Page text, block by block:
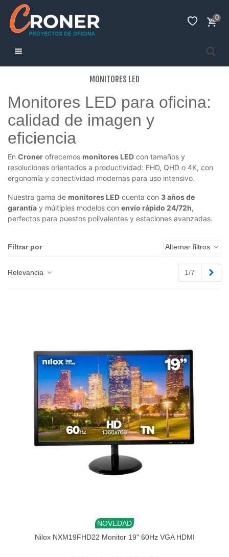
0
MONITORES LED
Monitores LED para oficina:
calidad de imagen y
eficiencia
En Croner ofrecemos monitores LED con tamaños y
resoluciones orientados a productividad: FHD, QHD o 4K, con
ergonomía y conectividad modernas para uso intensivo.
Nuestra gama de monitores LED cuenta con 3 años de
garantía y múltiples modelos con envío rápido 24/72h,
perfectos para puestos polivalentes y estaciones avanzadas.
Filtrar por Alternar filtros
Relevancia 1/7
NOVEDAD
Nilox NXM19FHD22 Monitor 19" 60Hz VGA HDMI